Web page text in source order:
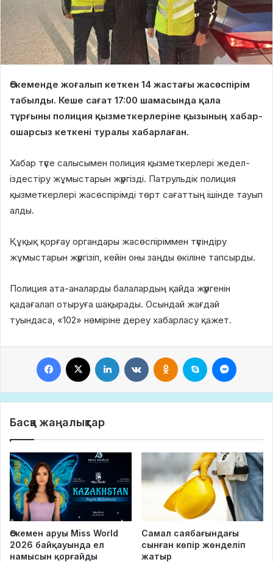
Өскеменде жоғалып кеткен 14 жастағы жасөспірім
табылды. Кеше сағат 17:00 шамасында қала
тұрғыны полиция қызметкерлеріне қызының хабар-
ошарсыз кеткені туралы хабарлаған.
Хабар түсе салысымен полиция қызметкерлері жедел-
іздестіру жұмыстарын жүргізді. Патрульдік полиция
қызметкерлері жасөспірімді төрт сағаттың ішінде тауып
алды.
Құқық қорғау органдары жасөспіріммен түсіндіру
жұмыстарын жүргізіп, кейін оны заңды өкіліне тапсырды.
Полиция ата-аналарды балалардың қайда жүргенін
қадағалап отыруға шақырады. Осындай жағдай
туындаса, «102» нөміріне дереу хабарласу қажет.
Facebook LinkedIn VKontakteOdnoklassniki
Skype
Басқа жаңалықтар
Өскемен аруы Miss World
2026 байқауында ел
намысын қорғайды
Самал саябағындағы
сынған көпір жөнделіп
жатыр